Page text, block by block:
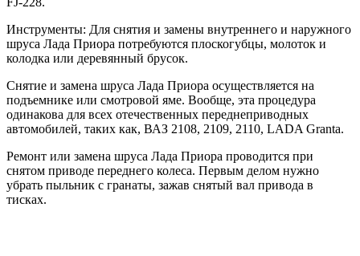
Инструменты: Для снятия и замены внутреннего и наружного
шруса Лада Приора потребуются плоскогубцы, молоток и
колодка или деревянный брусок.
Снятие и замена шруса Лада Приора осуществляется на
подъемнике или смотровой яме. Вообще, эта процедура
одинакова для всех отечественных переднеприводных
автомобилей, таких как, ВАЗ 2108, 2109, 2110, LADA Granta.
Ремонт или замена шруса Лада Приора проводится при
снятом приводе переднего колеса. Первым делом нужно
убрать пыльник с гранаты, зажав снятый вал привода в
тисках.